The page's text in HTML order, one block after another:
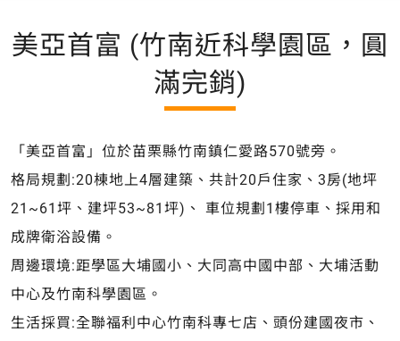
美亞首富 (竹南近科學園區，圓
滿完銷)
「美亞首富」位於苗栗縣竹南鎮仁愛路570號旁。
格局規劃:20棟地上4層建築、共計20戶住家、3房(地坪
21~61坪、建坪53~81坪)、 車位規劃1樓停車、採用和
成牌衛浴設備。
周邊環境:距學區大埔國小、大同高中國中部、大埔活動
中心及竹南科學園區。
生活採買:全聯福利中心竹南科專七店、頭份建國夜市、